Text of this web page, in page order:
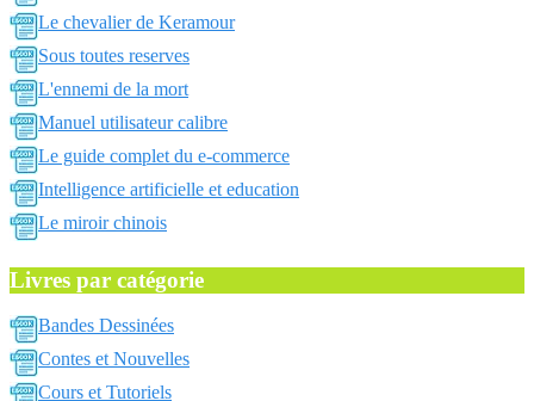
Le chevalier de Keramour
Sous toutes reserves
L'ennemi de la mort
Manuel utilisateur calibre
Le guide complet du e-commerce
Intelligence artificielle et education
Le miroir chinois
Livres par catégorie
Bandes Dessinées
Contes et Nouvelles
Cours et Tutoriels